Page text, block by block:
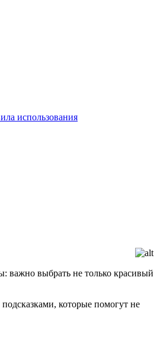
важно выбрать не только красивый
которые помогут не